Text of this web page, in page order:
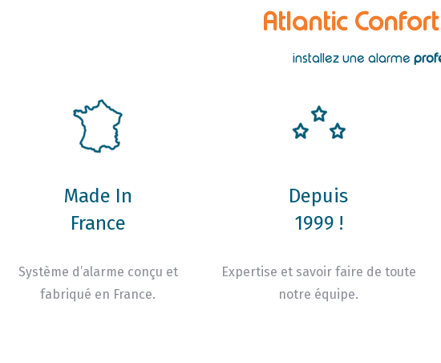
Atlantic
installez une alarme
Made In
France
Système d’alarme conçu et
fabriqué en France.
Depuis
1999 !
Expertise et savoir faire de toute
notre équipe.